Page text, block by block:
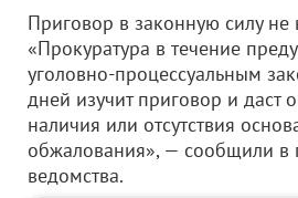
Приговор в законную силу не
«Прокуратура в течение
уголовно-процессуальным
дней изучит приговор и даст
наличия или отсутствия
обжалования», — сообщили в
ведомства.